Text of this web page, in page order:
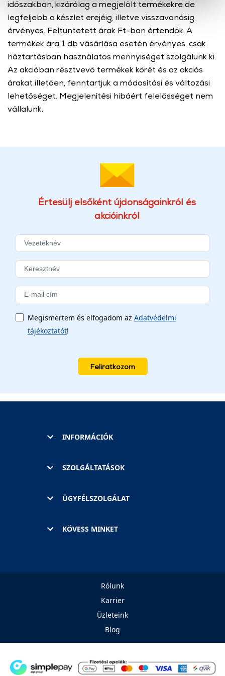
cookie-k személyazonosítására nem alkalmasak,
szolgáltatásaink biztosításához szükségesek. Az oldal
használatával Ön elfogadja a cookie-k használatát.
További információk:ÁSZFés Adatvédelem
időszakban, kizárólag a megjelölt termékekre de
legfeljebb a készlet erejéig, illetve visszavonásig
érvényes. Feltüntetett árak Ft-ban értendők. A
termékek ára 1 db vásárlása esetén érvényes, csak
háztartásban használatos mennyiséget szolgálunk ki.
Az akcióban résztvevő termékek körét és az akciós
árakat illetően, fenntartjuk a módosítási és változási
lehetőséget. Megjelenítési hibáért felelősséget nem
vállalunk.
Értesülj elsőként újdonságainkról és
akcióinkról
Megismertem és elfogadom az Adatvédelmi
tájékoztatót!
Feliratkozom
INFORMÁCIÓK
SZOLGÁLTATÁSOK
ÜGYFÉLSZOLGÁLAT
KÖVESS MINKET
Rólunk
Karrier
Üzleteink
Blog